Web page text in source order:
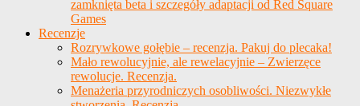
zamknięta beta i szczegóły adaptacji od Red Square
Games
Recenzje
Rozrywkowe gołębie – recenzja. Pakuj do plecaka!
Mało rewolucyjnie, ale rewelacyjnie – Zwierzęce
rewolucje. Recenzja.
Menażeria przyrodniczych osobliwości. Niezwykłe